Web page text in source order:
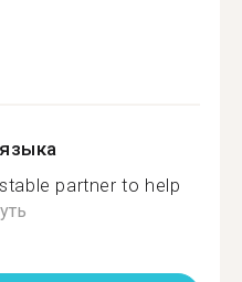
partner to help